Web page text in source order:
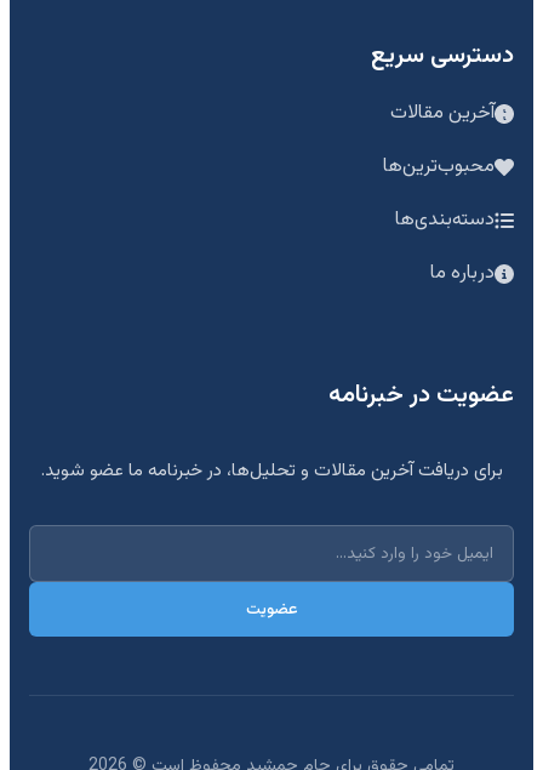
دسترسی سریع
آخرین مقالات
محبوب‌ترین‌ها
دسته‌بندی‌ها
درباره ما
عضویت در خبرنامه
برای دریافت آخرین مقالات و تحلیل‌ها، در خبرنامه ما عضو شوید.
عضویت